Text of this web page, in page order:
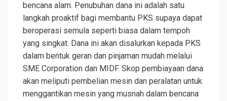
bencana alam. Penubuhan dana ini adalah satu
langkah proaktif bagi membantu PKS supaya dapat
beroperasi semula seperti biasa dalam tempoh
yang singkat. Dana ini akan disalurkan kepada PKS
dalam bentuk geran dan pinjaman mudah melalui
SME Corporation dan MIDF. Skop pembiayaan dana
akan meliputi pembelian mesin dan peralatan untuk
menggantikan mesin yang musnah dalam bencana